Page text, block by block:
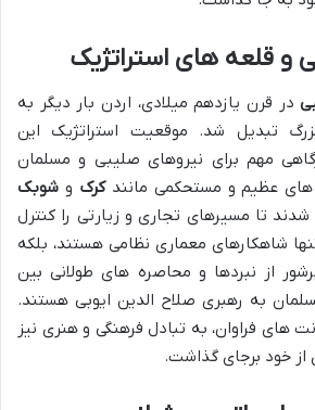
قلعه های استراتژیک
در قرن یازدهم میلادی، اردن بار دیگر به
تبدیل شد. موقعیت استراتژیک این
مهم برای نیروهای صلیبی و مسلمان
های عظیم و مستحکمی مانندکرک و شوبک
تا مسیرهای تجاری و زیارتی را کنترل
شاهکارهای معماری نظامی هستند، بلکه
از نبردها و محاصره های طولانی بین
به رهبری صلاح الدین ایوبی هستند.
های فراوان، به تبادل فرهنگی و هنری نیز
از خود برجای گذاشت.